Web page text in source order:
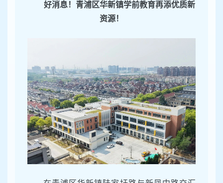
好消息！青浦区华新镇学前教育再添优质新
资源！